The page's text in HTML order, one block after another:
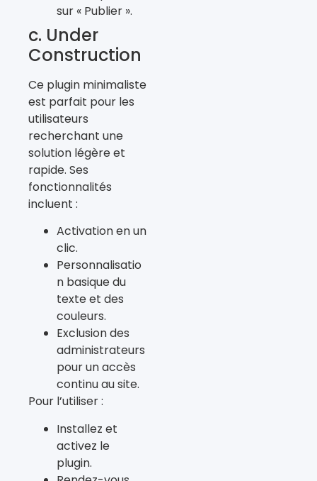
sur « Publier ».
c. Under
Construction
Ce plugin minimaliste
est parfait pour les
utilisateurs
recherchant une
solution légère et
rapide. Ses
fonctionnalités
incluent :
Activation en un
clic.
Personnalisatio
n basique du
texte et des
couleurs.
Exclusion des
administrateurs
pour un accès
continu au site.
Pour l’utiliser :
Installez et
activez le
plugin.